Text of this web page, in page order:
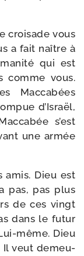
croi­sade vous
a fait naître à
qui est
comme vous.
Maccabées
d’Israël,
s’est
une armée
amis. Dieu est
pas, pas plus
de ces vingt
dans le futur
​même. Dieu
Il veut demeu­